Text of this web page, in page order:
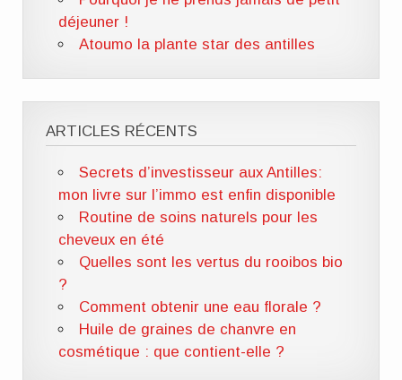
déjeuner !
Atoumo la plante star des antilles
ARTICLES RÉCENTS
Secrets d’investisseur aux Antilles:
mon livre sur l’immo est enfin disponible
Routine de soins naturels pour les
cheveux en été
Quelles sont les vertus du rooibos bio
?
Comment obtenir une eau florale ?
Huile de graines de chanvre en
cosmétique : que contient-elle ?